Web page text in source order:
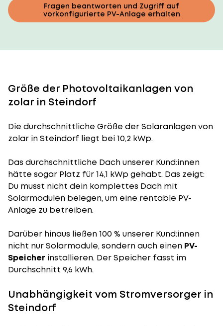
Fragen beantworten und Zugriff auf
vorkonfigurierte PV-Anlage erhalten
Größe der Photovoltaikanlagen von
zolar in Steindorf
Die durchschnittliche Größe der Solaranlagenvon
zolar in Steindorf liegt bei 10,2 kWp.
Das durchschnittliche Dach unserer Kund:innen
hätte sogar Platz für 14,1 kWp gehabt. Das zeigt:
Du musst nicht dein komplettes Dach mit
Solarmodulen belegen, um eine rentable PV-
Anlage zu betreiben.
Darüber hinaus ließen 100 % unserer Kund:innen
nicht nur Solarmodule, sondern auch einen PV-
Speicher installieren. Der Speicher fasst im
Durchschnitt 9,6 kWh.
Unabhängigkeit vom Stromversorger in
Steindorf